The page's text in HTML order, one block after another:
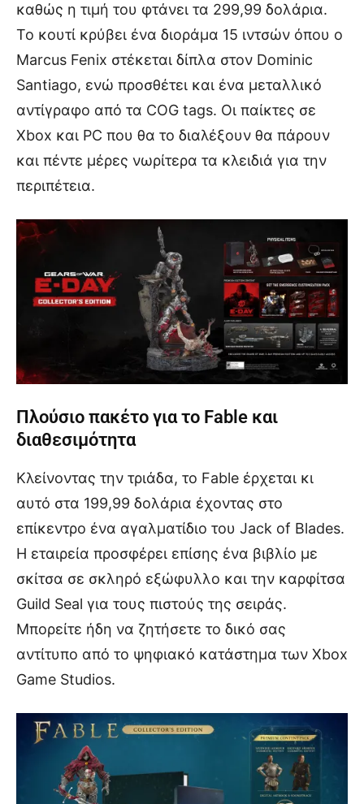
καθώς η τιμή του φτάνει τα 299,99 δολάρια.
Το κουτί κρύβει ένα διοράμα 15 ιντσών όπου ο
Marcus Fenix στέκεται δίπλα στον Dominic
Santiago, ενώ προσθέτει και ένα μεταλλικό
αντίγραφο από τα COG tags. Οι παίκτες σε
Xbox και PC που θα το διαλέξουν θα πάρουν
και πέντε μέρες νωρίτερα τα κλειδιά για την
περιπέτεια.
Πλούσιο πακέτο για το Fable και
διαθεσιμότητα
Κλείνοντας την τριάδα, το Fable έρχεται κι
αυτό στα 199,99 δολάρια έχοντας στο
επίκεντρο ένα αγαλματίδιο του Jack of Blades.
Η εταιρεία προσφέρει επίσης ένα βιβλίο με
σκίτσα σε σκληρό εξώφυλλο και την καρφίτσα
Guild Seal για τους πιστούς της σειράς.
Μπορείτε ήδη να ζητήσετε το δικό σας
αντίτυπο από το ψηφιακό κατάστημα των Xbox
Game Studios.